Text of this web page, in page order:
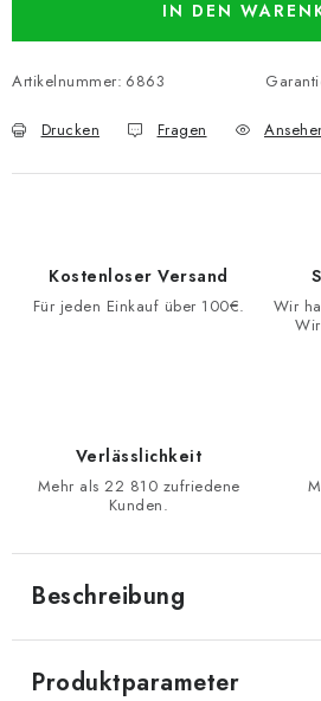
IN DEN
Artikelnummer: 6863
Drucken Fragen
Kostenloser Versand
Für jeden Einkauf über 100€.
Wir
Verlässlichkeit
Mehr als 22 810 zufriedene
Kunden.
Beschreibung
Produktparameter